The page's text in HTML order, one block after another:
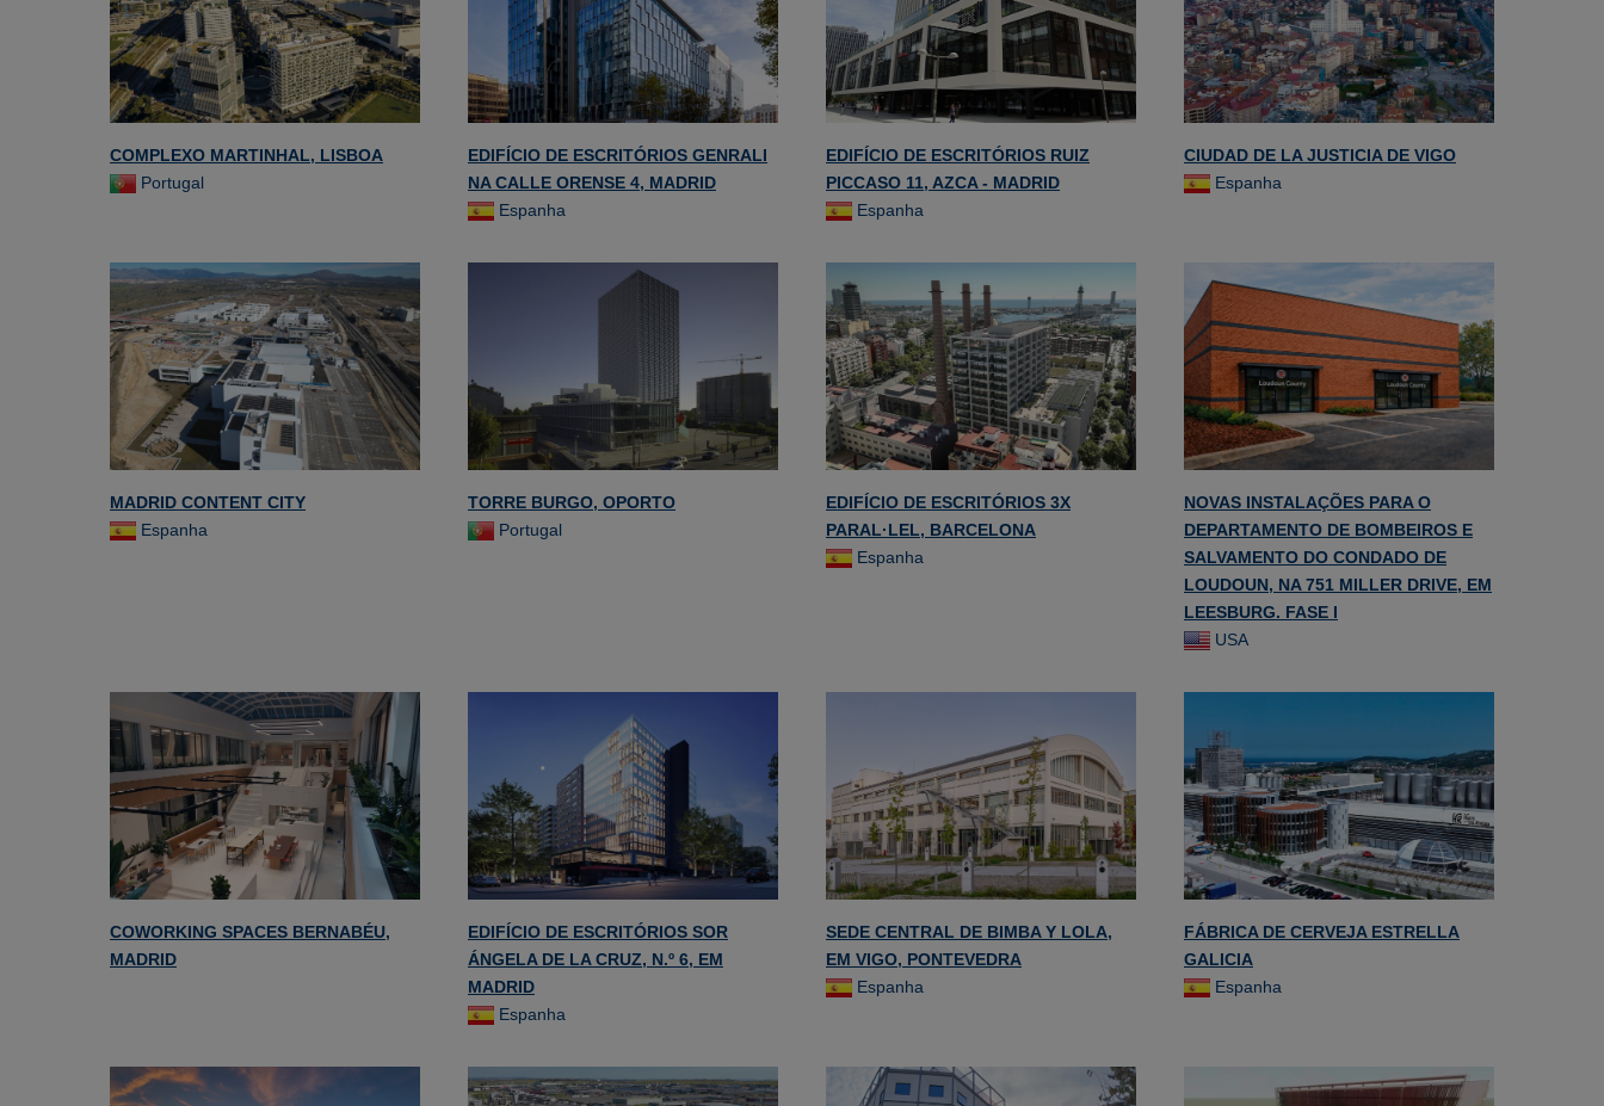
COMPLEXO MARTINHAL, LISBOA
Portugal
EDIFÍCIO DE ESCRITÓRIOS GENRALI
NA CALLE ORENSE 4, MADRID
Espanha
EDIFÍCIO DE ESCRITÓRIOS RUIZ
PICCASO 11, AZCA - MADRID
Espanha
CIUDAD DE LA JUSTICIA DE VIGO
Espanha
MADRID CONTENT CITY
Espanha
TORRE BURGO, OPORTO
Portugal
EDIFÍCIO DE ESCRITÓRIOS 3X
PARAL·LEL, BARCELONA
Espanha
NOVAS INSTALAÇÕES PARA O
DEPARTAMENTO DE BOMBEIROS E
SALVAMENTO DO CONDADO DE
LOUDOUN, NA 751 MILLER DRIVE, EM
LEESBURG. FASE I
USA
COWORKING SPACES BERNABÉU,
MADRID
EDIFÍCIO DE ESCRITÓRIOS SOR
ÁNGELA DE LA CRUZ, N.º 6, EM
MADRID
Espanha
SEDE CENTRAL DE BIMBA Y LOLA,
EM VIGO, PONTEVEDRA
Espanha
FÁBRICA DE CERVEJA ESTRELLA
GALICIA
Espanha